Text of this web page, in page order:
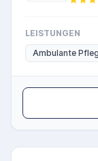
LEISTUNGEN
Ambulante